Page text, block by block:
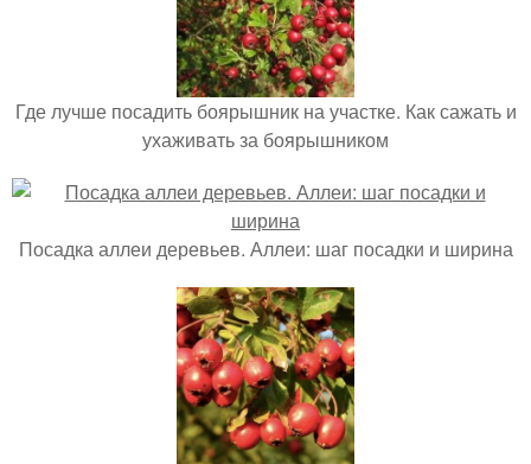
Где лучше посадить боярышник на участке. Как сажать и
ухаживать за боярышником
Посадка аллеи деревьев. Аллеи: шаг посадки и ширина